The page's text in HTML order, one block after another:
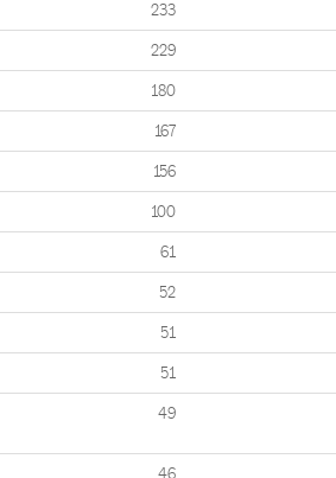
233
229
180
167
156
100
61
52
51
51
49
46